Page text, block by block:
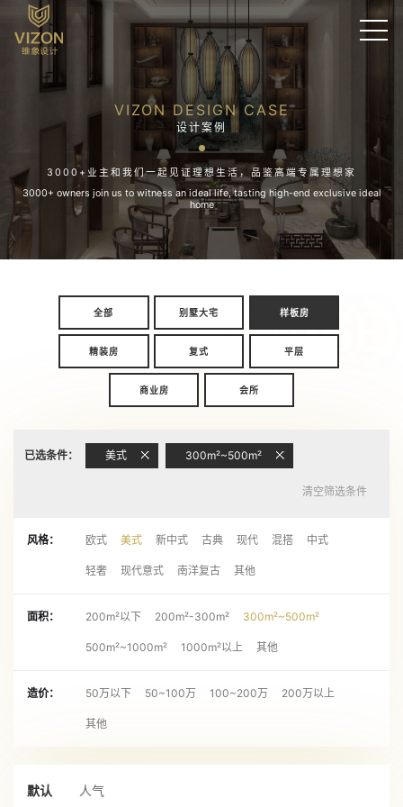
VIZON DESIGN CASE
设计案例
3000+业主和我们一起见证理想生活，品鉴高端专属理想家
3000+ owners join us to witness an ideal life, tasting high-end exclusive ideal
home
CASE
全部 别墅大宅 样板房
精装房 复式 平层
商业房 会所
已选条件： 美式 300m²~500m²
清空筛选条件
风格： 欧式 美式 新中式 古典 现代 混搭 中式
轻奢 现代意式 南洋复古 其他
面积： 200m²以下 200m²-300m² 300m²~500m²
500m²~1000m² 1000m²以上 其他
造价： 50万以下 50~100万 100~200万 200万以上
其他
默认 人气